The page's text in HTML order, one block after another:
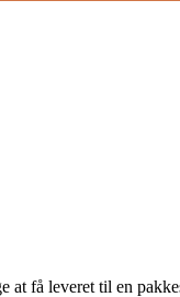
at få leveret til en